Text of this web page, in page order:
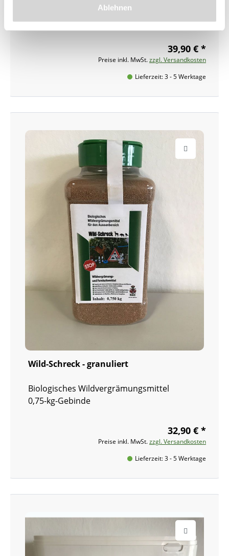
Ablehnen
Biologisches Wildvergrämungsmittel
1-Liter-Gebinde
39,90 € *
Preise inkl. MwSt.zzgl. Versandkosten
Lieferzeit: 3 - 5 Werktage
Wild-Schreck - granuliert
Biologisches Wildvergrämungsmittel
0,75-kg-Gebinde
32,90 € *
Preise inkl. MwSt.zzgl. Versandkosten
Lieferzeit: 3 - 5 Werktage